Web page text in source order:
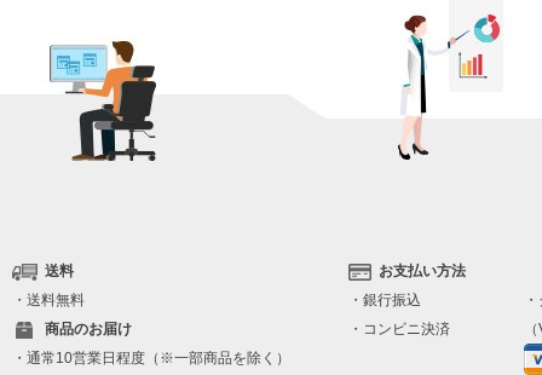
送料
・送料無料
商品のお届け
・通常10営業日程度（※一部商品を除く）
お支払い方法
・銀行振込
・コンビニ決済